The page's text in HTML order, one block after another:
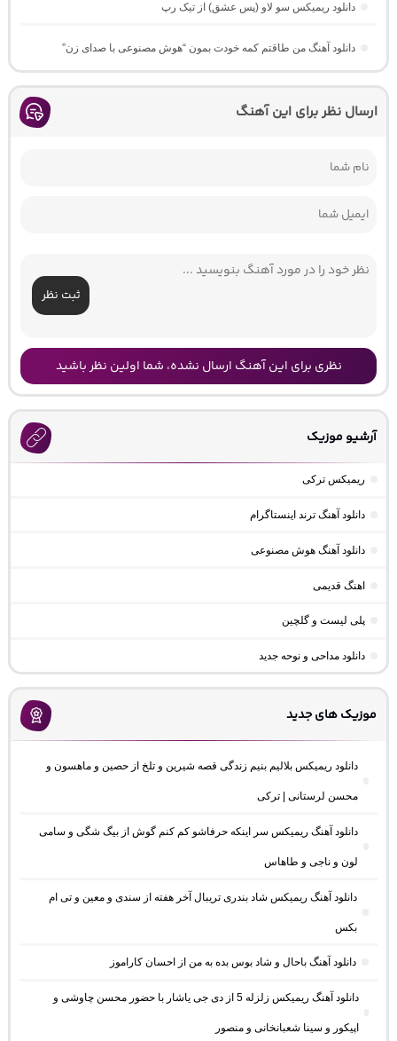
دانلود ریمیکس سو لاو (پس عشق) از تیک رپ
دانلود آهنگ من طاقتم کمه خودت بمون “هوش مصنوعی با صدای زن”
ارسال نظر برای این آهنگ
ثبت نظر
نظری برای این آهنگ ارسال نشده، شما اولین نظر باشید
آرشیو موزیک
ریمیکس ترکی
دانلود آهنگ ترند اینستاگرام
دانلود آهنگ هوش مصنوعی
اهنگ قدیمی
پلی لیست و گلچین
دانلود مداحی و نوحه جدید
موزیک های جدید
دانلود ریمیکس بلالیم بنیم زندگی قصه شیرین و تلخ از حصین و ماهسون و
محسن لرستانی | ترکی
دانلود آهنگ ریمیکس سر اینکه حرفاشو کم کنم گوش از بیگ شگی و سامی
لون و ناجی و طاهاس
دانلود آهنگ ریمیکس شاد بندری تریبال آخر هفته از سندی و معین و تی ام
بکس
دانلود آهنگ باحال و شاد بوس بده به من از احسان کاراموز
دانلود آهنگ ریمیکس زلزله 5 از دی جی یاشار با حضور محسن چاوشی و
اپیکور و سینا شعبانخانی و منصور